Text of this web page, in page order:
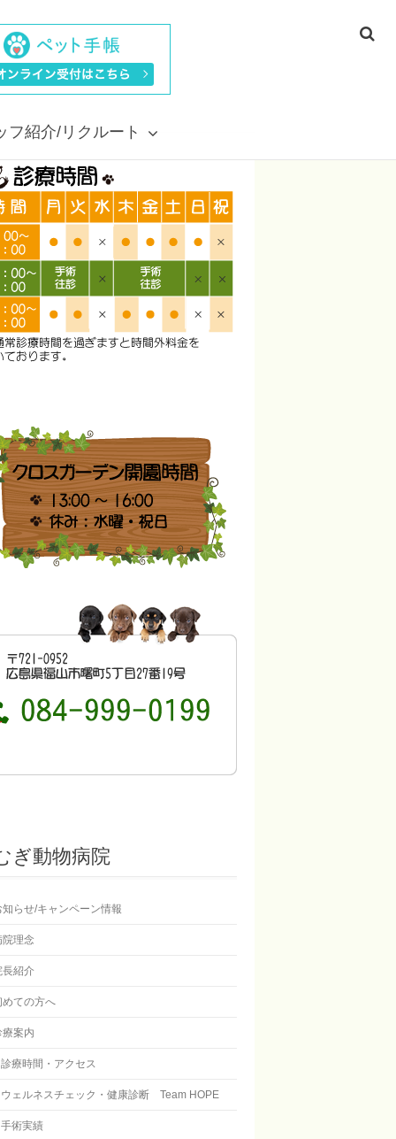
フ紹介/リクルート
ぎ動物病院
知らせ/キャンペーン情報
院理念
長紹介
めての方へ
療案内
診療時間・アクセス
ウェルネスチェック・健康診断 Team HOPE
手術実績